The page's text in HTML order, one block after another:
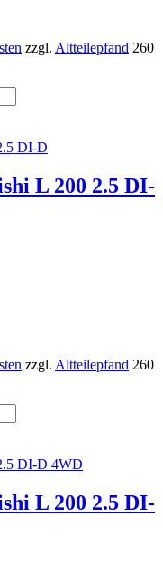
zzgl. Altteilepfand 260
L 200 2.5 DI-
zzgl. Altteilepfand 260
L 200 2.5 DI-